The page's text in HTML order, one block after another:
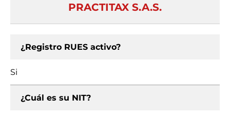
PRACTITAX S.A.S.
¿Registro RUES activo?
Si
¿Cuál es su NIT?